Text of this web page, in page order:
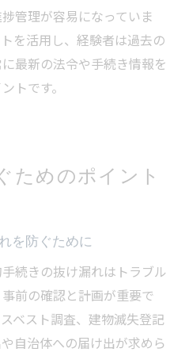
管理が容易になっていま
を活用し、経験者は過去の
最新の法令や手続き情報を
トです。
ためのポイント
を防ぐために
続きの抜け漏れはトラブル
前の確認と計画が重要で
ベスト調査、建物滅失登記
自治体への届け出が求めら